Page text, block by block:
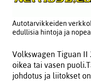
Autotarvikkeiden
edullisia hintoja ja
Volkswagen Tiguan II
oikea tai vasen
johdotus ja liitokset